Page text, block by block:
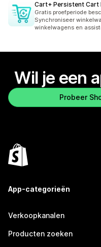
Cart+ Persistent Cart
Gratis proefperiode
Synchroniseer
winkelwagens en
Wil je een
Probeer
App-categorieën
Verkoopkanalen
Producten zoeken